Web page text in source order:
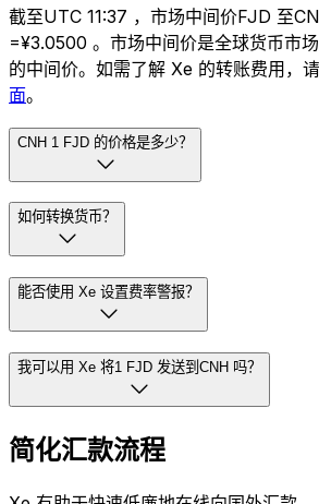
截至UTC 11:37 ，市场中间价FJD 至
=¥3.0500 。市场中间价是全球货币市
的中间价。如需了解 Xe 的转账费用，
面。
CNH 1 FJD 的价格是多少？
如何转换货币？
能否使用 Xe 设置费率警报？
我可以用 Xe 将1 FJD 发送到CNH 吗？
简化汇款流程